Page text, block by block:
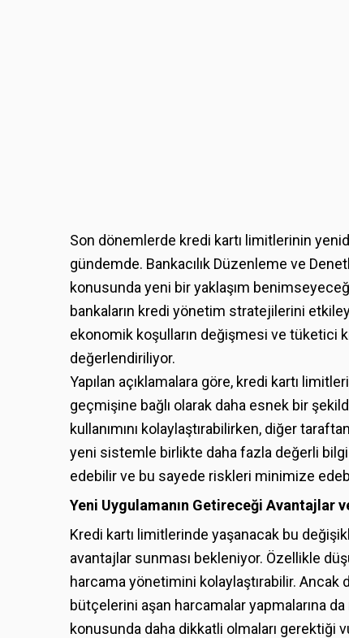
Son dönemlerde kredi kartı limitlerinin
gündemde. Bankacılık Düzenleme ve
konusunda yeni bir yaklaşım
bankaların kredi yönetim stratejilerini
ekonomik koşulların değişmesi ve tüketici
değerlendiriliyor.
Yapılan açıklamalara göre, kredi kartı
geçmişine bağlı olarak daha esnek bir
kullanımını kolaylaştırabilirken, diğer
yeni sistemle birlikte daha fazla değerli
edebilir ve bu sayede riskleri minimize
Yeni Uygulamanın Getireceği Avantajlar
Kredi kartı limitlerinde yaşanacak bu
avantajlar sunması bekleniyor. Özellikle
harcama yönetimini kolaylaştırabilir. Ancak
bütçelerini aşan harcamalar yapmalarına
konusunda daha dikkatli olmaları gerektiği